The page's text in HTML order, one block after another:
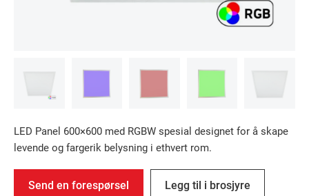
LED Panel 600×600 med RGBW spesial designet for å skape
levende og fargerik belysning i ethvert rom.
Send en forespørsel Legg til i brosjyre